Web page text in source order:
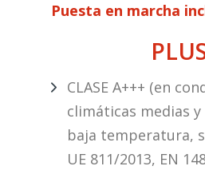
Puesta en marcha
CLASE A+++ (en
climáticas medias
baja temperatura,
UE 811/2013, EN